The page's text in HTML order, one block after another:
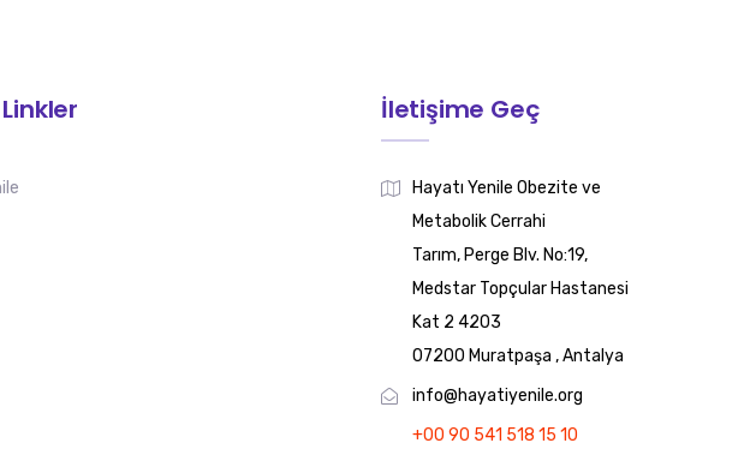
İletişime Geç
Hayatı Yenile Obezite ve
Metabolik Cerrahi
Tarım, Perge Blv. No:19,
Medstar Topçular Hastanesi
Kat 2 4203
07200 Muratpaşa , Antalya
info@hayatiyenile.org
+00 90 541 518 15 10